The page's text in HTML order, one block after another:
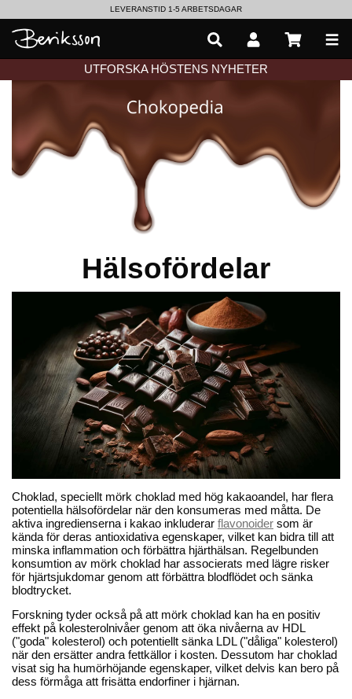
LEVERANSTID 1-5 ARBETSDAGAR
UTFORSKA HÖSTENS NYHETER
Hälsofördelar
Choklad, speciellt mörk choklad med hög kakaoandel, har flera
potentiella hälsofördelar när den konsumeras med måtta. De
aktiva ingredienserna i kakao inkluderar flavonoider som är
kända för deras antioxidativa egenskaper, vilket kan bidra till att
minska inflammation och förbättra hjärthälsan. Regelbunden
konsumtion av mörk choklad har associerats med lägre risker
för hjärtsjukdomar genom att förbättra blodflödet och sänka
blodtrycket.
Forskning tyder också på att mörk choklad kan ha en positiv
effekt på kolesterolnivåer genom att öka nivåerna av HDL
("goda" kolesterol) och potentiellt sänka LDL ("dåliga" kolesterol)
när den ersätter andra fettkällor i kosten. Dessutom har choklad
visat sig ha humörhöjande egenskaper, vilket delvis kan bero på
dess förmåga att frisätta endorfiner i hjärnan.